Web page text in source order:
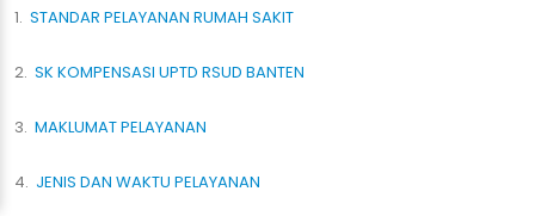
1. STANDAR PELAYANAN RUMAH SAKIT
2. SK KOMPENSASI UPTD RSUD BANTEN
3. MAKLUMAT PELAYANAN
4. JENIS DAN WAKTU PELAYANAN